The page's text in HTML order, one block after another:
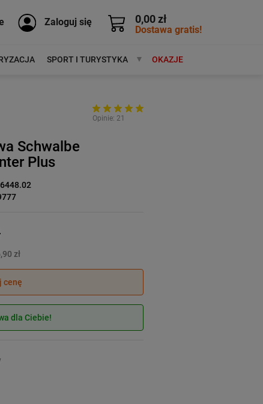
0,00 zł
Dostawa gratis!
Zaloguj się
SPORT I TURYSTYKA MARKIOKAZJE
Opinie: 21
Schwalbe
Plus
zł
cenę
dla Ciebie!